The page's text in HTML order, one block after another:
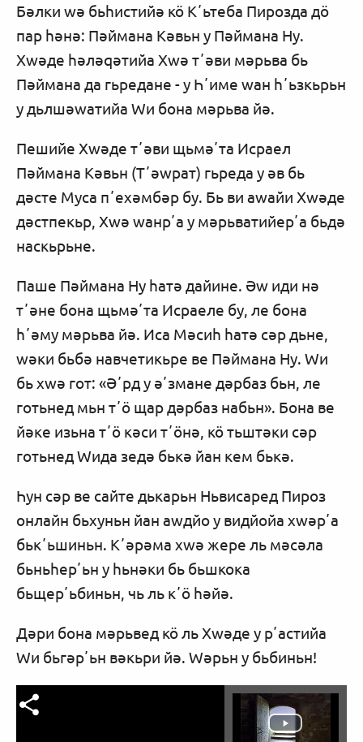
Бәлки wә бьһистийә кӧ Кʼьтеба Пирозда дӧ
пар һәнә: Пәймана Кәвьн у Пәймана Ну.
Хwәде һәләqәтийа Хwә тʼәви мәрьва бь
Пәймана да гьредане - у Һʼиме wан һʼьзкьрьн
у дьлшәwатийа Wи бона мәрьва йә.
Пешийе Хwәде тʼәви щьмәʼта Исраел
Пәймана Кәвьн (Тʼәwрат) гьреда у әв бь
дәсте Муса пʼехәмбәр бу. Бь ви аwайи Хwәде
дәстпекьр, Хwә wанрʼа у мәрьватийерʼа бьдә
наскьрьне.
Паше Пәймана Ну һатә дайине. Әw иди нә
тʼәне бона щьмәʼта Исраеле бу, ле бона
һʼәму мәрьва йә. Иса Мәсиһ һатә сәр дьне,
wәки бьбә навчетикьре ве Пәймана Ну. Wи
бь хwә гот: «Әʼрд у әʼзмане дәрбаз бьн, ле
готьнед мьн тʼӧ щар дәрбаз набьн». Бона ве
йәке изьна тʼӧ кәси тʼӧнә, кӧ тьштәки сәр
готьнед Wида зедә бькә йан кем бькә.
Һун сәр ве сайте дькарьн Ньвисаред Пироз
онлайн бьхуньн йан аwдйо у видйойа хwәрʼа
бькʼьшиньн. Кʼәрәма хwә жере ль мәсәла
бьньһерʼьн у һьнәки бь бьшкока
бьщерʼьбиньн, чь ль кʼӧ һәйә.
Дәри бона мәрьвед кӧ ль Хwәде у рʼастийа
Wи бьгәрʼьн вәкьри йә. Wәрьн у бьбиньн!